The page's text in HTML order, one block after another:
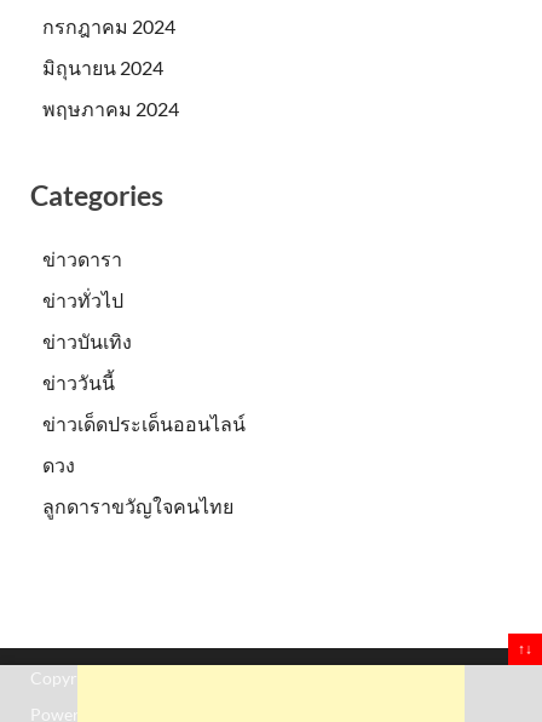
กรกฎาคม 2024
มิถุนายน 2024
พฤษภาคม 2024
Categories
ข่าวดารา
ข่าวทั่วไป
ข่าวบันเทิง
ข่าววันนี้
ข่าวเด็ดประเด็นออนไลน์
ดวง
ลูกดาราขวัญใจคนไทย
Copyright © 2026
Powered by
↑↓